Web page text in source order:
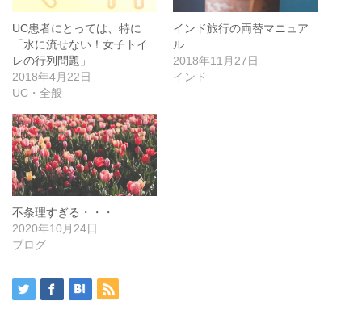
UC患者にとっては、特に
「水に流せない！女子トイ
レの行列問題」
2018年4月22日
UC・全般
インド旅行の両替マニュア
ル
2018年11月27日
インド
不条理すぎる・・・
2020年10月24日
ブログ